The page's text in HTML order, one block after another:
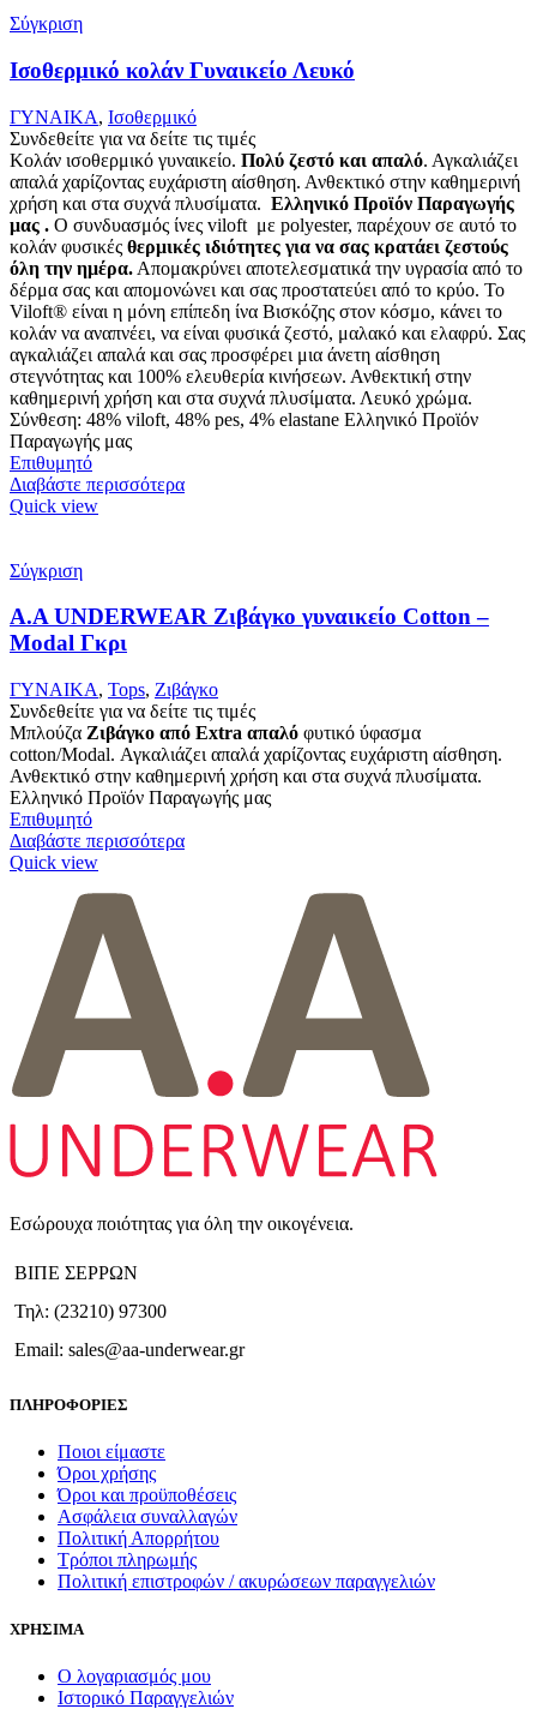
Σύγκριση
Ισοθερμικό κολάν Γυναικείο Λευκό
ΓΥΝΑΙΚΑ, Ισοθερμικό
Συνδεθείτε για να δείτε τις τιμές
Κολάν ισοθερμικό γυναικείο. Πολύ ζεστό και απαλό. Αγκαλιάζει
απαλά χαρίζοντας ευχάριστη αίσθηση. Ανθεκτικό στην καθημερινή
χρήση και στα συχνά πλυσίματα. Ελληνικό Προϊόν Παραγωγής
μας . Ο συνδυασμός ίνες viloft με polyester, παρέχουν σε αυτό το
κολάν φυσικές θερμικές ιδιότητες για να σας κρατάει ζεστούς
όλη την ημέρα. Απομακρύνει αποτελεσματικά την υγρασία από το
δέρμα σας και απομονώνει και σας προστατεύει από το κρύο. Το
Viloft® είναι η μόνη επίπεδη ίνα Βισκόζης στον κόσμο, κάνει το
κολάν να αναπνέει, να είναι φυσικά ζεστό, μαλακό και ελαφρύ. Σας
αγκαλιάζει απαλά και σας προσφέρει μια άνετη αίσθηση
στεγνότητας και 100% ελευθερία κινήσεων. Ανθεκτική στην
καθημερινή χρήση και στα συχνά πλυσίματα. Λευκό χρώμα.
Σύνθεση: 48% viloft, 48% pes, 4% elastane Ελληνικό Προϊόν
Παραγωγής μας
Επιθυμητό
Διαβάστε περισσότερα
Quick view
Σύγκριση
Α.A UNDERWEAR Ζιβάγκο γυναικείο Cotton –
Modal Γκρι
ΓΥΝΑΙΚΑ, Tops, Ζιβάγκο
Συνδεθείτε για να δείτε τις τιμές
Μπλούζα Ζιβάγκο από Extra απαλό φυτικό ύφασμα
cotton/Modal. Αγκαλιάζει απαλά χαρίζοντας ευχάριστη αίσθηση.
Ανθεκτικό στην καθημερινή χρήση και στα συχνά πλυσίματα.
Ελληνικό Προϊόν Παραγωγής μας
Επιθυμητό
Διαβάστε περισσότερα
Quick view
Εσώρουχα ποιότητας για όλη την οικογένεια.
ΒΙΠΕ ΣΕΡΡΩΝ
Τηλ: (23210) 97300
Email: sales@aa-underwear.gr
ΠΛΗΡΟΦΟΡΙΕΣ
Ποιοι είμαστε
Όροι χρήσης
Όροι και προϋποθέσεις
Ασφάλεια συναλλαγών
Πολιτική Απορρήτου
Τρόποι πληρωμής
Πολιτική επιστροφών / ακυρώσεων παραγγελιών
ΧΡΗΣΙΜΑ
Ο λογαριασμός μου
Ιστορικό Παραγγελιών